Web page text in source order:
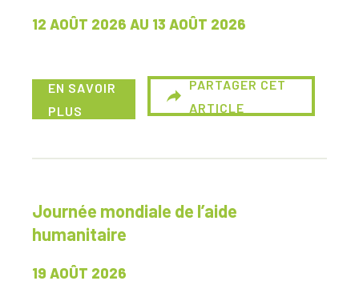
12 AOÛT 2026 AU 13 AOÛT 2026
EN SAVOIR
PLUS
PARTAGER CET
ARTICLE
Journée mondiale de l’aide
humanitaire
19 AOÛT 2026